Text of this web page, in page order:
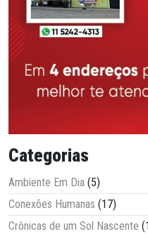
Categorias
Ambiente Em Dia (5)
Conexões Humanas (17)
Crônicas de um Sol Nascente